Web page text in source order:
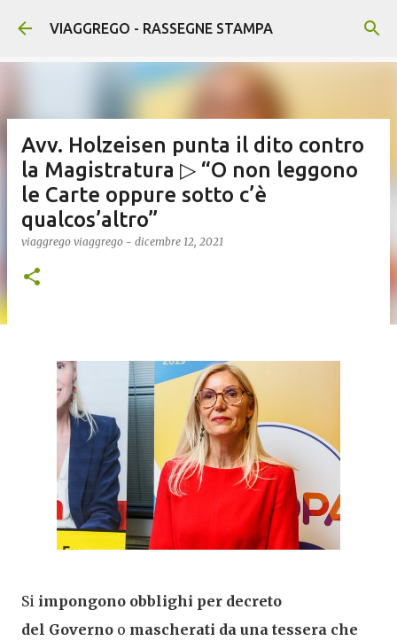
Passa ai contenuti principali
VIAGGREGO - RASSEGNE STAMPA
Avv. Holzeisen punta il dito contro
la Magistratura ▷ “O non leggono
le Carte oppure sotto c’è
qualcos’altro”
viaggrego viaggrego - dicembre 12, 2021
Si impongono obblighi per decreto
del Governo o mascherati da una tessera che